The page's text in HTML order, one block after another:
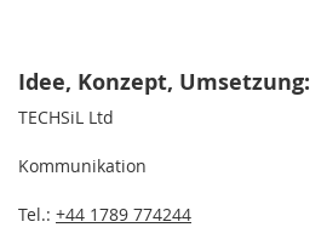
Idee, Konzept, Umsetzung:
TECHSiL Ltd
Kommunikation
Tel.: +44 1789 774244